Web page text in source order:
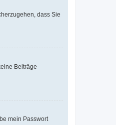
dass Sie
Beiträge
mein Passwort